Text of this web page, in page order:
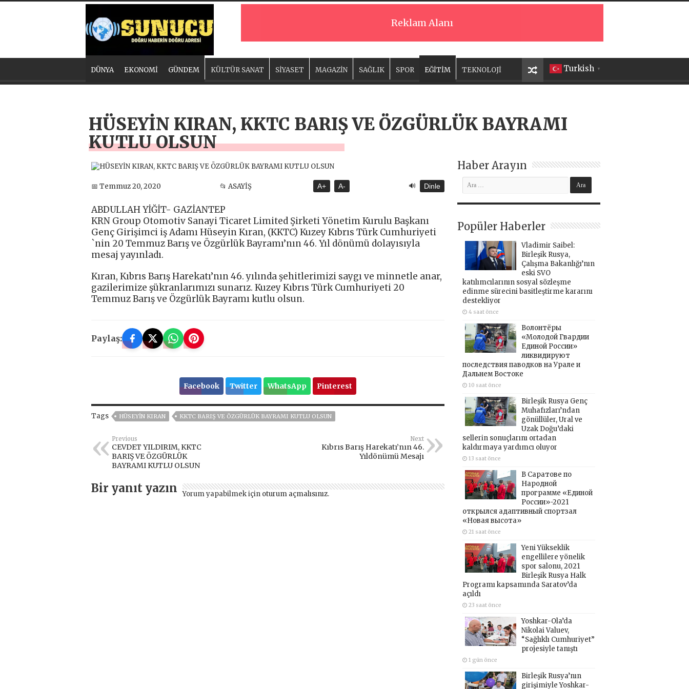
Reklam Alanı
Turkish ▼
DÜNYA EKONOMİ GÜNDEM KÜLTÜR SANAT SİYASET MAGAZİN SAĞLIK SPOR EĞİTİM TEKNOLOJİ
HÜSEYİN KIRAN, KKTC BARIŞ VE ÖZGÜRLÜK BAYRAMI
KUTLU OLSUN
📅 Temmuz 20, 2020 📂 ASAYİŞ A+ A- 🔊 Dinle
ABDULLAH YİĞİT- GAZİANTEP
KRN Group Otomotiv Sanayi Ticaret Limited Şirketi Yönetim Kurulu Başkanı
Genç Girişimci iş Adamı Hüseyin Kıran, (KKTC) Kuzey Kıbrıs Türk Cumhuriyeti
`nin 20 Temmuz Barış ve Özgürlük Bayramı’nın 46. Yıl dönümü dolayısıyla
mesaj yayınladı.
Kıran, Kıbrıs Barış Harekatı’nın 46. yılında şehitlerimizi saygı ve minnetle anar,
gazilerimize şükranlarımızı sunarız. Kuzey Kıbrıs Türk Cumhuriyeti 20
Temmuz Barış ve Özgürlük Bayramı kutlu olsun.
Paylaş:
Facebook Twitter WhatsApp Pinterest
Tags HÜSEYIN KIRAN KKTC BARIŞ VE ÖZGÜRLÜK BAYRAMI KUTLU OLSUN
Previous
CEVDET YILDIRIM, KKTC
BARIŞ VE ÖZGÜRLÜK
BAYRAMI KUTLU OLSUN
Next
Kıbrıs Barış Harekatı’nın 46.
Yıldönümü Mesajı
Bir yanıt yazın Yorum yapabilmek için oturum açmalısınız.
Haber Arayın
Popüler Haberler
Vladimir Saibel:
Birleşik Rusya,
Çalışma Bakanlığı’nın
eski SVO
katılımcılarının sosyal sözleşme
edinme sürecini basitleştirme kararını
destekliyor
4 saat önce
Волонтёры
«Молодой Гвардии
Единой России»
ликвидируют
последствия паводков на Урале и
Дальнем Востоке
10 saat önce
Birleşik Rusya Genç
Muhafızları’ndan
gönüllüler, Ural ve
Uzak Doğu’daki
sellerin sonuçlarını ortadan
kaldırmaya yardımcı oluyor
13 saat önce
В Саратове по
Народной
программе «Единой
России»-2021
открылся адаптивный спортзал
«Новая высота»
21 saat önce
Yeni Yükseklik
engellilere yönelik
spor salonu, 2021
Birleşik Rusya Halk
Programı kapsamında Saratov’da
açıldı
23 saat önce
Yoshkar-Ola’da
Nikolai Valuev,
“Sağlıklı Cumhuriyet”
projesiyle tanıştı
1 gün önce
Birleşik Rusya’nın
girişimiyle Yoshkar-